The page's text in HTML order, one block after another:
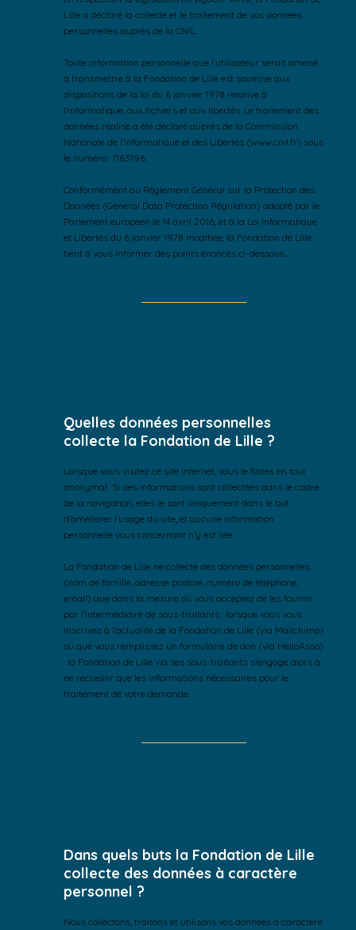
Lille a déclaré la collecte et le traitement de vos données
personnelles auprès de la CNIL.
Toute information personnelle que l’utilisateur serait amené
à transmettre à la Fondation de Lille est soumise aux
dispositions de la loi du 6 janvier 1978 relative à
l’informatique, aux fichiers et aux libertés. Le traitement des
données réalisé a été déclaré auprès de la Commission
Nationale de l’Informatique et des Libertés (www.cnil.fr) sous
le numéro : 1163196.
Conformément au Règlement Général sur la Protection des
Données (General Data Protection Régulation) adopté par le
Parlement européen le 14 avril 2016, et à la Loi Informatique
et Libertés du 6 janvier 1978 modifiée, la Fondation de Lille
tient à vous informer des points énoncés ci-dessous.
Quelles données personnelles
collecte la Fondation de Lille ?
Lorsque vous visitez ce site internet, vous le faites en tout
anonymat. Si des informations sont collectées dans le cadre
de la navigation, elles le sont uniquement dans le but
d’améliorer l’usage du site, et aucune information
personnelle vous concernant n’y est liée.
La Fondation de Lille ne collecte des données personnelles
(nom de famille, adresse postale, numéro de téléphone,
email) que dans la mesure où vous acceptez de les fournir,
par l’intermédiaire de sous-traitants : lorsque vous vous
inscrivez à l’actualité de la Fondation de Lille (via Mailchimp)
ou que vous remplissez un formulaire de don (via HelloAsso)
: la Fondation de Lille via ses sous-traitants s’engage alors à
ne recueillir que les informations nécessaires pour le
traitement de votre demande.
Dans quels buts la Fondation de Lille
collecte des données à caractère
personnel ?
Nous collectons, traitons et utilisons vos données à caractère